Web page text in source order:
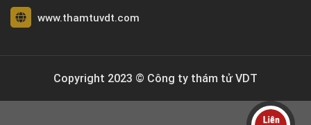
www.thamtuvdt.com
Copyright 2023 © Công ty thám tử VDT